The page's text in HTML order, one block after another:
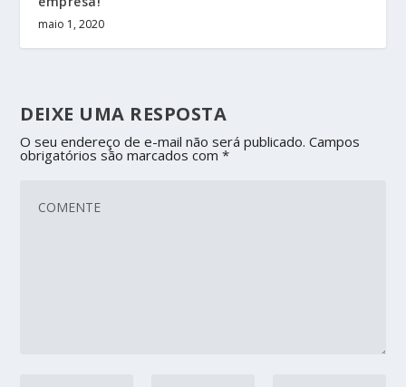
maio 1, 2020
DEIXE UMA RESPOSTA
O seu endereço de e-mail não será publicado. Campos
obrigatórios são marcados com*